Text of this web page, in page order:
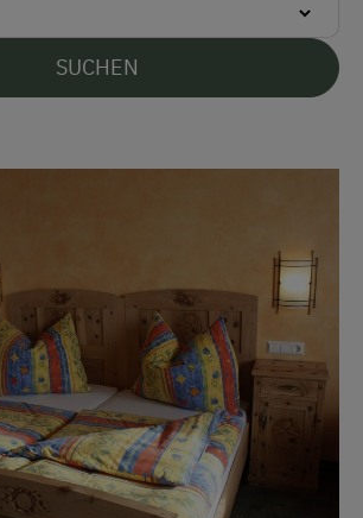
Bankomatkarte (Maestro)
Eurocard
/ SEPA
Sprachen
SUCHEN